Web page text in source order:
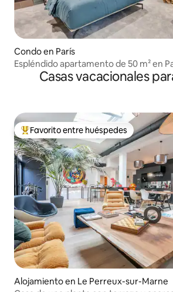
Condo en París
Espléndido apartamento de 50 m² en
Casas vacacionales
Favorito entre huéspedes preferido
Favorito entre huéspedes
Alojamiento en Le Perreux-sur-Marne